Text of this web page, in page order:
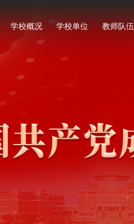
学校概况 学校单位 教师队伍